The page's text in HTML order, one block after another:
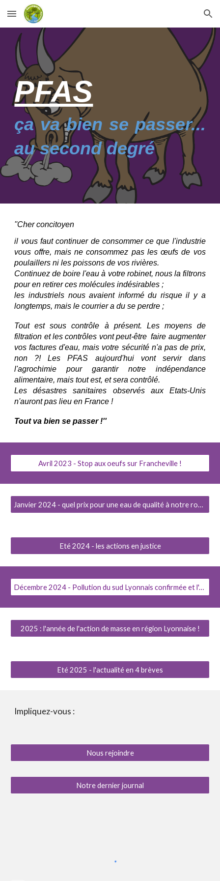
Skip to main content Skip to navigation
PFAS
ça va bien se passer...
au second degré
''Cher concitoyen
il vous faut continuer de consommer ce que l'industrie
vous offre, mais ne consommez pas les œufs de vos
poulaillers ni les poissons de vos rivières.
Continuez de boire l'eau à votre robinet, nous la filtrons
pour en retirer ces molécules indésirables ;
les industriels nous avaient informé du risque il y a
longtemps, mais le courrier a du se perdre ;
Tout est sous contrôle à présent. Les moyens de
filtration et les contrôles vont peut-être faire augmenter
vos factures d'eau, mais votre sécurité n'a pas de prix,
non ?! Les PFAS aujourd'hui vont servir dans
l'agrochimie pour garantir notre indépendance
alimentaire, mais tout est, et sera contrôlé.
Les désastres sanitaires observés aux Etats-Unis
n'auront pas lieu en France !
Tout va bien se passer !''
Avril 2023 - Stop aux oeufs sur Francheville !
Janvier 2024 - quel prix pour une eau de qualité à notre robinet ?
Eté 2024 - les actions en justice
Décembre 2024 - Pollution du sud Lyonnais confirmée et l'espoir pour 2025
2025 : l'année de l'action de masse en région Lyonnaise !
Eté 2025 - l'actualité en 4 brèves
Impliquez-vous :
Nous rejoindre
Notre dernier journal